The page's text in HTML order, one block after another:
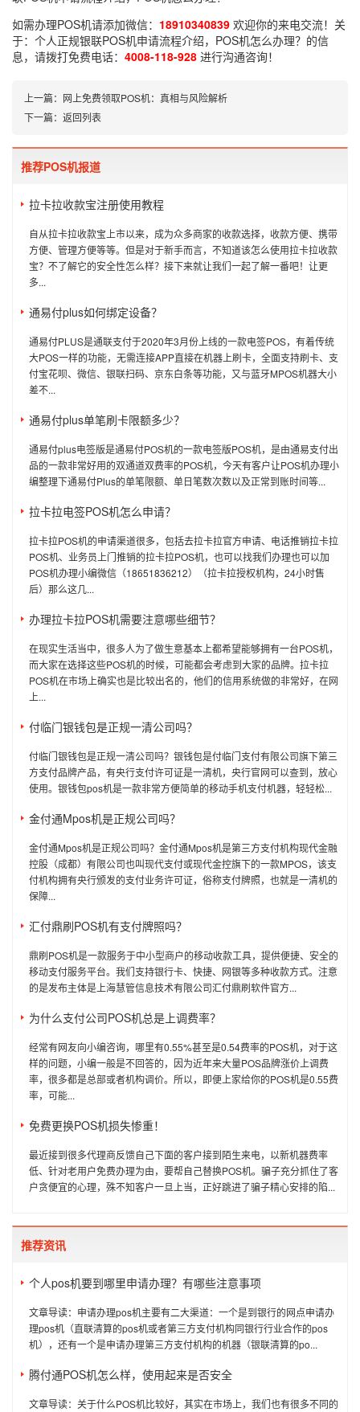
如需办理POS机请添加微信： 18910340839 欢迎你的来电交流！关
于： 个人正规银联POS机申请流程介绍，POS机怎么办理？ 的信
息，请拨打免费电话： 4008-118-928 进行沟通咨询！
上一篇： 网上免费领取POS机：真相与风险解析
下一篇： 返回列表
推荐POS机报道
拉卡拉收款宝注册使用教程
自从拉卡拉收款宝上市以来，成为众多商家的收款选择，收款方便、携带
方便、管理方便等等。但是对于新手而言，不知道该怎么使用拉卡拉收款
宝？不了解它的安全性怎么样？接下来就让我们一起了解一番吧！让更
多...
通易付plus如何绑定设备？
通易付PLUS是通联支付于2020年3月份上线的一款电签POS，有着传统
大POS一样的功能，无需连接APP直接在机器上刷卡，全面支持刷卡、支
付宝花呗、微信、银联扫码、京东白条等功能，又与蓝牙MPOS机器大小
差不...
通易付plus单笔刷卡限额多少？
通易付plus电签版是通易付POS机的一款电签版POS机，是由通易支付出
品的一款非常好用的双通道双费率的POS机，今天有客户让POS机办理小
编整理下通易付Plus的单笔限额、单日笔数次数以及正常到账时间等...
拉卡拉电签POS机怎么申请？
拉卡拉POS机的申请渠道很多，包括去拉卡拉官方申请、电话推销拉卡拉
POS机、业务员上门推销的拉卡拉POS机，也可以找我们办理也可以加
POS机办理小编微信（18651836212）（拉卡拉授权机构，24小时售
后）那么这几...
办理拉卡拉POS机需要注意哪些细节？
在现实生活当中，很多人为了做生意基本上都希望能够拥有一台POS机，
而大家在选择这些POS机的时候，可能都会考虑到大家的品牌。拉卡拉
POS机在市场上确实也是比较出名的，他们的信用系统做的非常好，在网
上...
付临门银钱包是正规一清公司吗？
付临门银钱包是正规一清公司吗？银钱包是付临门支付有限公司旗下第三
方支付品牌产品，有央行支付许可证是一清机，央行官网可以查到，放心
使用。银钱包pos机是一款非常方便简单的移动手机支付机器，轻轻松...
金付通Mpos机是正规公司吗？
金付通Mpos机是正规公司吗？金付通Mpos机是第三方支付机构现代金融
控股（成都）有限公司也叫现代支付或现代金控旗下的一款MPOS，该支
付机构拥有央行颁发的支付业务许可证，俗称支付牌照，也就是一清机的
保障...
汇付鼎刷POS机有支付牌照吗？
鼎刷POS机是一款服务于中小型商户的移动收款工具，提供便捷、安全的
移动支付服务平台。我们支持银行卡、快捷、网银等多种收款方式。注意
的是发布主体是上海慧管信息技术有限公司汇付鼎刷软件官方...
为什么支付公司POS机总是上调费率？
经常有网友向小编咨询，哪里有0.55%甚至是0.54费率的POS机，对于这
样的问题，小编一般是不回答的，因为近年来大量POS品牌涨价上调费
率，很多都是总部或者机构调价。所以，即便上家给你的POS机是0.55费
率，可能...
免费更换POS机损失惨重！
最近接到很多代理商反馈自己下面的客户接到陌生来电，以新机器费率
低、针对老用户免费办理为由，要帮自己替换POS机。骗子充分抓住了客
户贪便宜的心理，殊不知客户一旦上当，正好跳进了骗子精心安排的陷...
推荐资讯
个人pos机要到哪里申请办理？有哪些注意事项
文章导读：申请办理pos机主要有二大渠道：一个是到银行的网点申请办
理pos机（直联清算的pos机或者第三方支付机构同银行行业合作的pos
机），还有一个是申请办理第三方支付机构的机器（银联清算的po...
腾付通POS机怎么样，使用起来是否安全
文章导读：关于什么POS机比较好，其实在市场上，我们也有很多不同的